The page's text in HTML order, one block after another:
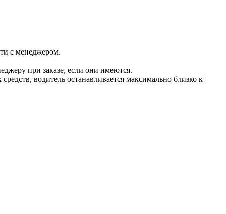
с менеджером.
при заказе, если они имеются.
водитель останавливается максимально близко к